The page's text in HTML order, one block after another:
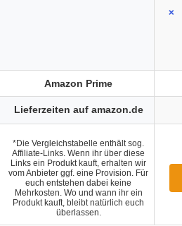
Amazon Prime
Lieferzeiten auf amazon.de
*Die Vergleichstabelle enthält sog.
Affiliate-Links. Wenn ihr über diese
Links ein Produkt kauft, erhalten wir
vom Anbieter ggf. eine Provision. Für
euch entstehen dabei keine
Mehrkosten. Wo und wann ihr ein
Produkt kauft, bleibt natürlich euch
überlassen.